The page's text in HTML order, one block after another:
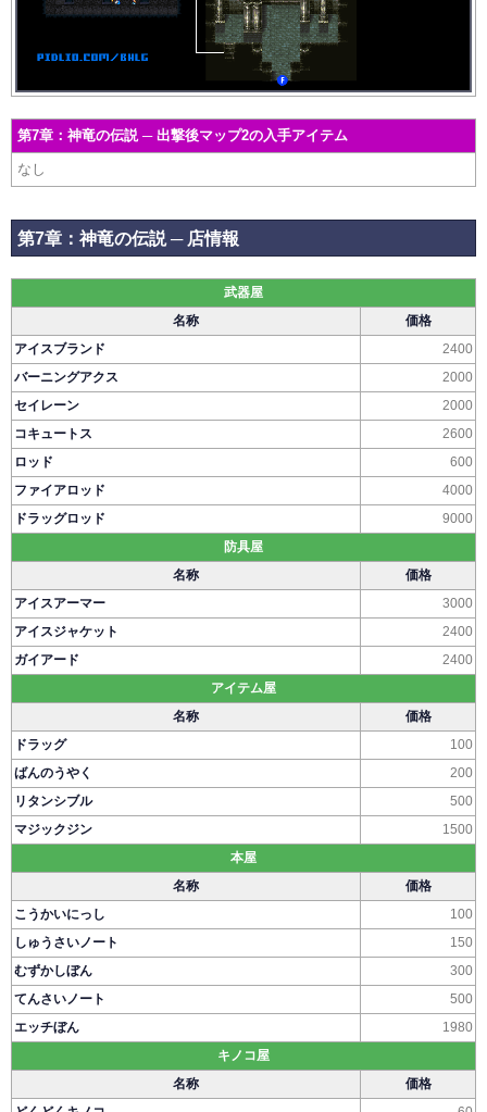
第7章：神竜の伝説 ─ 出撃後マップ2の入手アイテム
なし
第7章：神竜の伝説 ─ 店情報
武器屋
名称
価格
アイスブランド
2400
バーニングアクス
2000
セイレーン
2000
コキュートス
2600
ロッド
600
ファイアロッド
4000
ドラッグロッド
9000
防具屋
名称
価格
アイスアーマー
3000
アイスジャケット
2400
ガイアード
2400
アイテム屋
名称
価格
ドラッグ
100
ばんのうやく
200
リタンシブル
500
マジックジン
1500
本屋
名称
価格
こうかいにっし
100
しゅうさいノート
150
むずかしぼん
300
てんさいノート
500
エッチぼん
1980
キノコ屋
名称
価格